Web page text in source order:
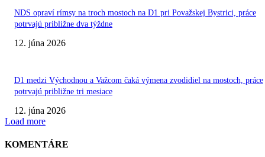
NDS opraví rímsy na troch mostoch na D1 pri Považskej Bystrici, práce
potrvajú približne dva týždne
12. júna 2026
D1 medzi Východnou a Važcom čaká výmena zvodidiel na mostoch, práce
potrvajú približne tri mesiace
12. júna 2026
Load more
KOMENTÁRE